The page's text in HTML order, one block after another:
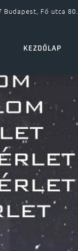
Budapest, Fő utca 80.
KEZDŐLAP